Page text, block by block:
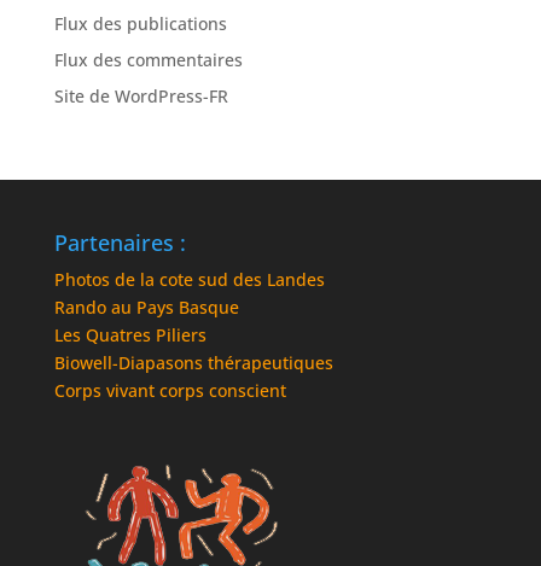
Flux des publications
Flux des commentaires
Site de WordPress-FR
Partenaires :
Photos de la cote sud des Landes
Rando au Pays Basque
Les Quatres Piliers
Biowell-Diapasons thérapeutiques
Corps vivant corps conscient